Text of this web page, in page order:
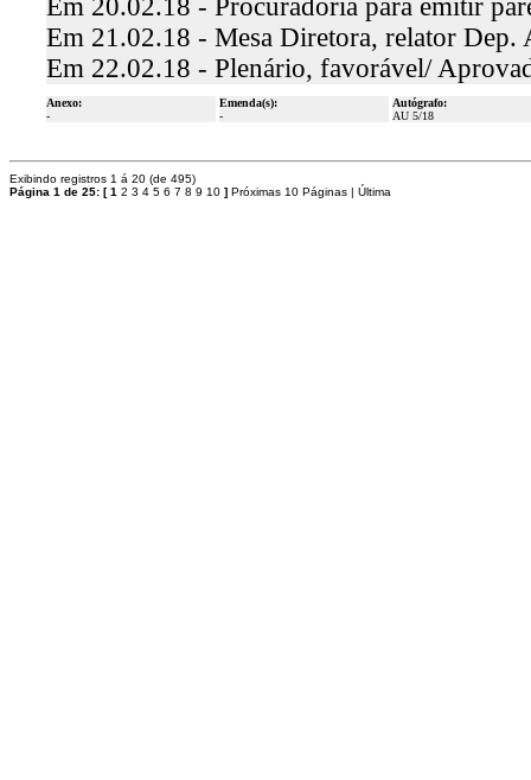
Em 20.02.18 - Procuradoria para emitir
Em 21.02.18 - Mesa Diretora, relator
Em 22.02.18 - Plenário, favorável/
Anexo:
-
Emenda(s):
-
Autógrafo:
AU 5/18
Exibindo registros 1 á 20 (de 495)
Página 1 de 25: [1 2 3 4 5 6 7 8 9 10 ] Próximas 10 Páginas | Última